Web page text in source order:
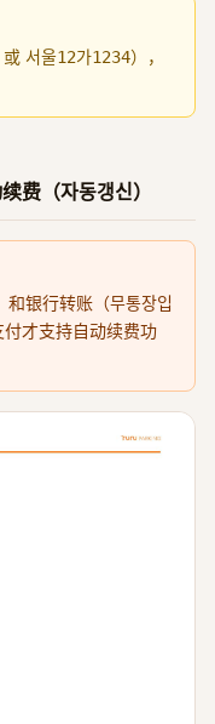
或 서울12가1234），
费（자동갱신）
银行转账（무통장입
才支持自动续费功